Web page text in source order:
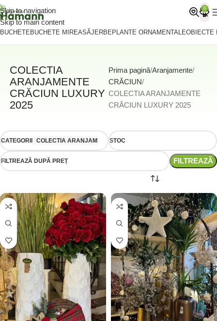
Skip to navigation
Skip to main content
0
BUCHETE BUCHETE MIREASĂJERBE PLANTE ORNAMENTALEOBIECTE
COLECTIA
ARANJAMENTE
CRĂCIUN LUXURY
2025
Prima pagină Aranjamente
CRĂCIUN
COLECTIA ARANJAMENTE
CRĂCIUN LUXURY 2025
CATEGORII COLECTIA ARANJAMENTE CRĂCIUN LUXURY 2025
STOC
FILTREAZĂ DUPĂ PREȚ FILTREAZĂ